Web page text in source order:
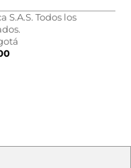
Todos los